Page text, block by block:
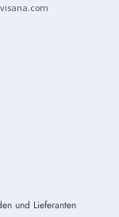
und Lieferanten